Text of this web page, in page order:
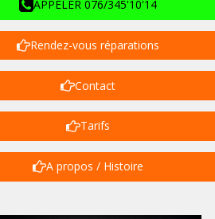
APPELER 076/345'10'14
Rendez-vous réparations
Contact
Tarifs
A propos / Histoire